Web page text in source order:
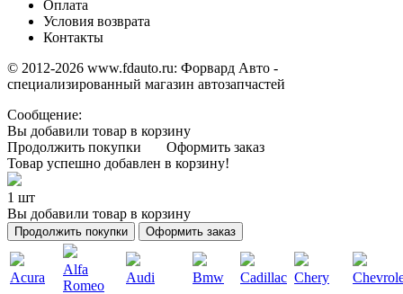
Оплата
Условия возврата
Контакты
© 2012-2026 www.fdauto.ru: Форвард Авто -
специализированный магазин автозапчастей
Сообщение:
Вы добавили товар в корзину
Продолжить покупки
Оформить заказ
Товар успешно добавлен в корзину!
1 шт
Вы добавили товар в корзину
Продолжить покупки Оформить заказ
Acura
Alfa
Romeo
Audi Bmw Cadillac Chery